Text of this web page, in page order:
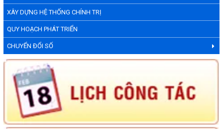
XÂY DỰNG HỆ THỐNG CHÍNH TRỊ
QUY HOẠCH PHÁT TRIỂN
CHUYỂN ĐỔI SỐ